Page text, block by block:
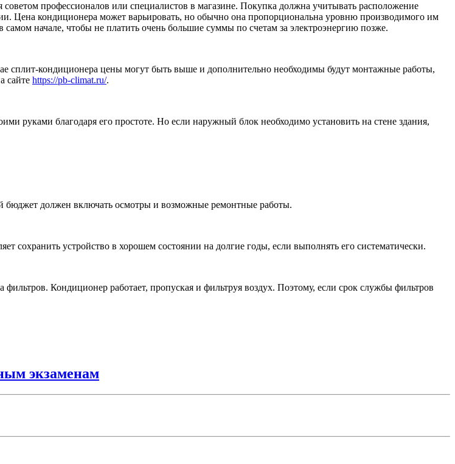
профессионалов или специалистов в магазине. Покупка должна учитывать расположение
Цена кондиционера может варьировать, но обычно она пропорциональна уровню производимого им
начале, чтобы не платить очень большие суммы по счетам за электроэнергию позже.
сплит-кондиционера цены могут быть выше и дополнительно необходимы будут монтажные работы,
сайте https://pb-climat.ru/.
руками благодаря его простоте. Но если наружный блок необходимо установить на стене здания,
должен включать осмотры и возможные ремонтные работы.
сохранить устройство в хорошем состоянии на долгие годы, если выполнять его систематически.
Кондиционер работает, пропуская и фильтруя воздух. Поэтому, если срок службы фильтров
экзаменам